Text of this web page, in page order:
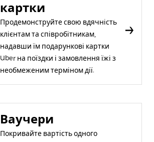
картки
Продемонструйте свою вдячність
клієнтам та співробітникам,
надавши їм подарункові картки
Uber на поїздки і замовлення їжі з
необмеженим терміном дії.
Ваучери
Покривайте вартість одного